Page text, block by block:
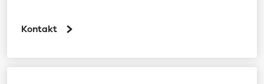
Kontakt